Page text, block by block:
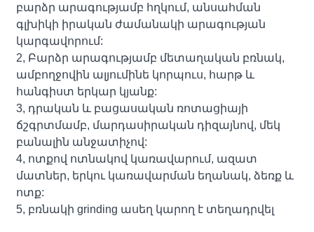
բարձր արագությամբ հղկում, անսահման
գլխիկի իրական ժամանակի արագության
կարգավորում:
2, Բարձր արագությամբ մետաղական բռնակ,
ամբողջովին ալյումինե կորպուս, հարթ և
հանգիստ երկար կյանք:
3, դրական և բացասական ռոտացիայի
ճշգրտմամբ, մարդասիրական դիզայնով, մեկ
բանալին անջատիչով:
4, ոտքով ոտնակով կառավարում, ազատ
մատներ, երկու կառավարման եղանակ, ձեռք և
ոտք:
5, բռնակի grinding ասեղ կարող է տեղադրվել